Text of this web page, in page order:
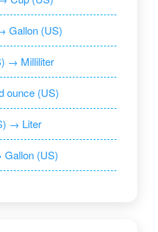
Gallon (US)
→ Milliliter
ounce (US)
→ Liter
(US)